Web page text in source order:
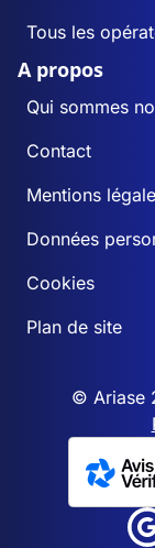
Tous les
A propos
Qui sommes
Contact
Mentions
Données
Cookies
Plan de site
© Ariase